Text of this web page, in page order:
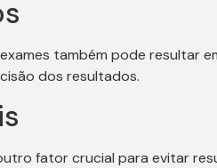
também pode resultar
dos resultados.
fator crucial para evitar